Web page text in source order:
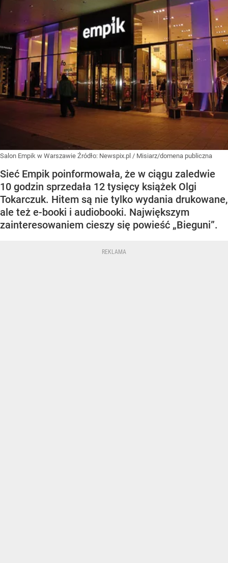
Salon Empik w Warszawie Źródło: Newspix.pl / Misiarz/domena publiczna
Sieć Empik poinformowała, że w ciągu zaledwie
10 godzin sprzedała 12 tysięcy książek Olgi
Tokarczuk. Hitem są nie tylko wydania drukowane,
ale też e-booki i audiobooki. Największym
zainteresowaniem cieszy się powieść „Bieguni”.